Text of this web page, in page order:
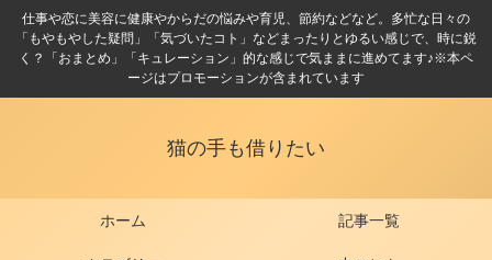
仕事や恋に美容に健康やからだの悩みや育児、節約などなど。多忙な日々の
「もやもやした疑問」「気づいたコト」などまったりとゆるい感じで、時に鋭
く？「おまとめ」「キュレーション」的な感じで気ままに進めてます♪※本ペ
ージはプロモーションが含まれています
猫の手も借りたい
ホーム 記事一覧